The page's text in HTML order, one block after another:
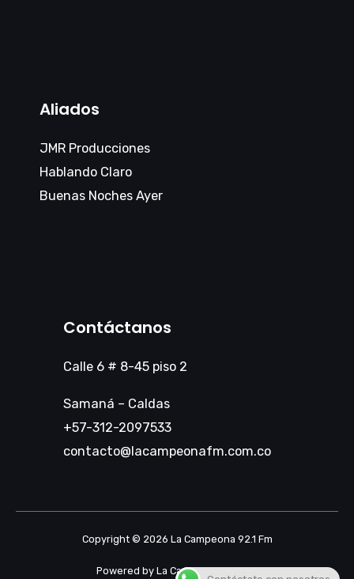
Aliados
JMR Producciones
Hablando Claro
Buenas Noches Ayer
Contáctanos
Calle 6 # 8-45 piso 2
Samaná – Caldas
+57-312-2097533
contacto@lacampeonafm.com.co
Copyright © 2026 La Campeona 92.1 Fm
Powered by La Campeona 92.1 Fm